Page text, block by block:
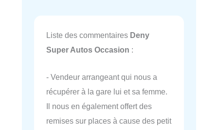
Liste des commentaires Deny
Super Autos Occasion :
- Vendeur arrangeant qui nous a
récupérer à la gare lui et sa femme.
Il nous en également offert des
remises sur places à cause des petit